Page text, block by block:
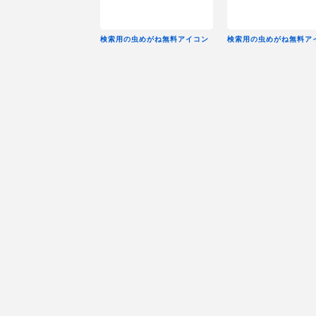
検索用の虫めがね無料アイコン 検索用の虫めがね無料ア